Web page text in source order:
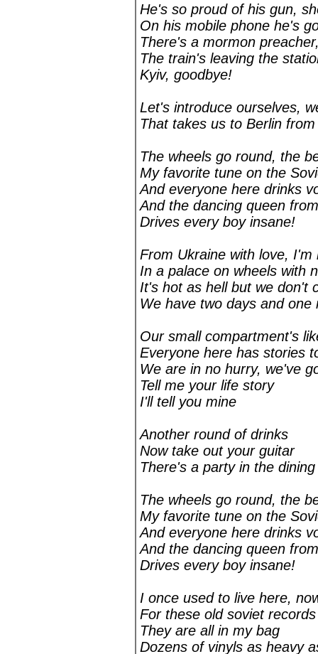
He's so proud of his gun,
On his mobile phone he's
There's a mormon
The train's leaving the
Kyiv, goodbye!
Let's introduce ourselves,
That takes us to Berlin
The wheels go round, the
My favorite tune on the
And everyone here drinks
And the dancing queen
Drives every boy insane!
From Ukraine with love,
In a palace on wheels with
It's hot as hell but we don't
We have two days and one
Our small compartment's
Everyone here has stories
We are in no hurry, we've
Tell me your life story
I'll tell you mine
Another round of drinks
Now take out your guitar
There's a party in the
The wheels go round, the
My favorite tune on the
And everyone here drinks
And the dancing queen
Drives every boy insane!
I once used to live here,
For these old soviet records
They are all in my bag
Dozens of vinyls as heavy